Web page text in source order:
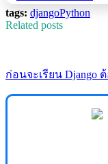
tags: djangoPython
Related posts
ก่อนจะเรียน Django